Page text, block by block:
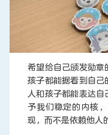
希望给自己颁发勋章
孩子都能据看到自己
人和孩子都能表达
予我们稳定的内核
现，而不是依赖他人